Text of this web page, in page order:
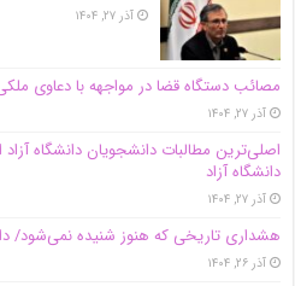
آذر ۲۷, ۱۴۰۴
مصائب دستگاه قضا در مواجهه با دعاوی
آذر ۲۷, ۱۴۰۴
اصلی‌ترین مطالبات دانشجویان دانشگاه
دانشگاه آز‌اد
آذر ۲۷, ۱۴۰۴
هشداری تاریخی که هنوز شنیده نمی‌شود/
آذر ۲۶, ۱۴۰۴